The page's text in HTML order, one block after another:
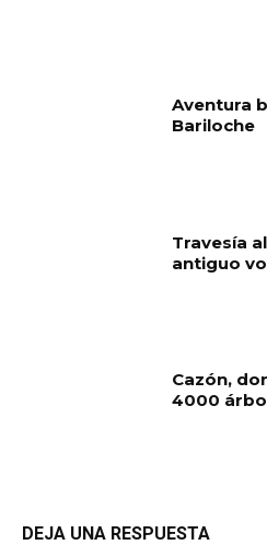
Aventura
Bariloche
Travesía
antiguo
Cazón,
4000
DEJA UNA RESPUESTA